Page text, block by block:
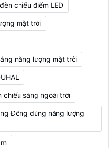
đèn chiếu điểm LED
mặt trời
năng lượng mặt trời
chiếu sáng ngoài trời
Đông dùng năng lượng